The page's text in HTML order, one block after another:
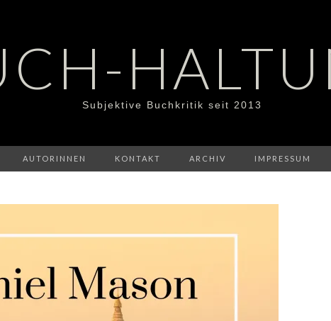
Subjektive Buchkritik seit 2013
AUTORINNEN KONTAKT ARCHIV IMPRESSUM